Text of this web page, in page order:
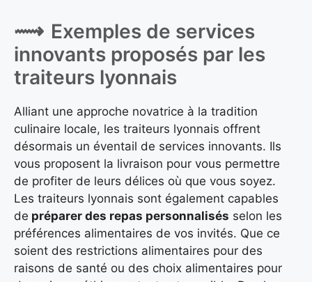
Exemples de services
innovants proposés par les
traiteurs lyonnais
Alliant une approche novatrice à la tradition
culinaire locale, les traiteurs lyonnais offrent
désormais un éventail de services innovants. Ils
vous proposent la livraison pour vous permettre
de profiter de leurs délices où que vous soyez.
Les traiteurs lyonnais sont également capables
de préparer des repas personnalisés selon les
préférences alimentaires de vos invités. Que ce
soient des restrictions alimentaires pour des
raisons de santé ou des choix alimentaires pour